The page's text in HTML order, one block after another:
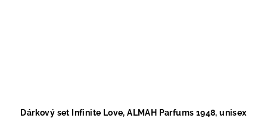
Dárkový set Infinite Love, ALMAH Parfums 1948, unisex